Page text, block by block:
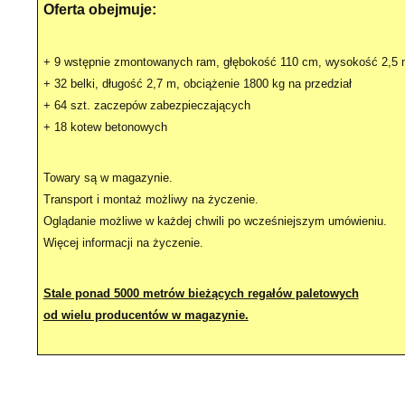
Oferta obejmuje:
+ 9 wstępnie zmontowanych ram, głębokość 110 cm, wysokość 2,5
+ 32 belki, długość 2,7 m, obciążenie 1800 kg na przedział
+ 64 szt. zaczepów zabezpieczających
+ 18 kotew betonowych
Towary są w magazynie.
Transport i montaż możliwy na życzenie.
Oglądanie możliwe w każdej chwili po wcześniejszym umówieniu.
Więcej informacji na życzenie.
Stale ponad 5000 metrów bieżących regałów paletowych
od wielu producentów w magazynie.